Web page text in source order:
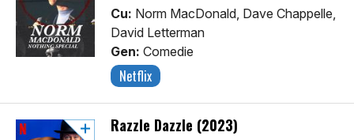
Cu: Norm MacDonald, Dave Chappelle,
David Letterman
Gen: Comedie
Netflix
Razzle Dazzle (2023)